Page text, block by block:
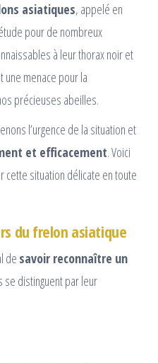
asiatiques, appelé en
pour de nombreux
à leur thorax noir et
menace pour la
précieuses abeilles.
l’urgence de la situation et
et efficacement. Voici
cette situation délicate en toute
du frelon asiatique
de savoir reconnaître un
se distinguent par leur